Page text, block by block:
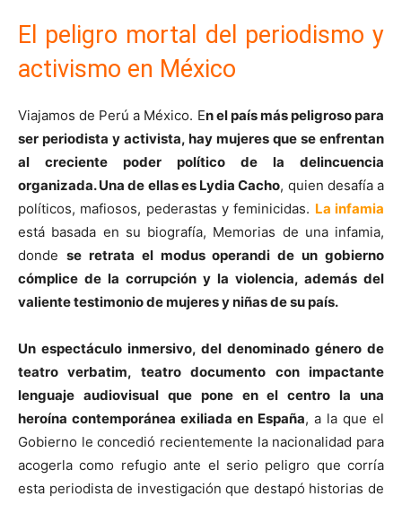
El peligro mortal del periodismo y
activismo en México
Viajamos de Perú a México. En el país más peligroso para
ser periodista y activista, hay mujeres que se enfrentan
al creciente poder político de la delincuencia
organizada. Una de ellas es Lydia Cacho, quien desafía a
políticos, mafiosos, pederastas y feminicidas. La infamia
está basada en su biografía, Memorias de una infamia,
donde se retrata el modus operandi de un gobierno
cómplice de la corrupción y la violencia, además del
valiente testimonio de mujeres y niñas de su país.
Un espectáculo inmersivo, del denominado género de
teatro verbatim, teatro documento con impactante
lenguaje audiovisual que pone en el centro la una
heroína contemporánea exiliada en España, a la que el
Gobierno le concedió recientemente la nacionalidad para
acogerla como refugio ante el serio peligro que corría
esta periodista de investigación que destapó historias de